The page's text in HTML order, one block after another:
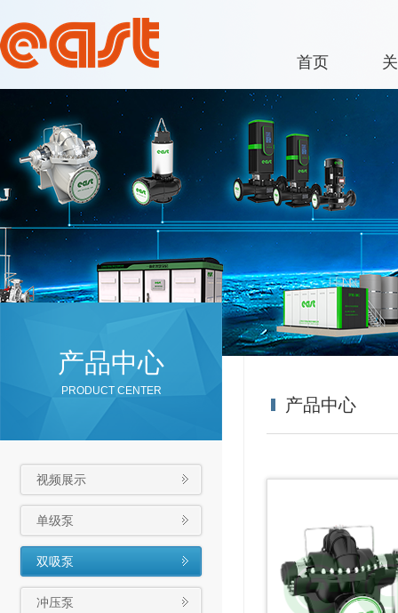
首页
产品中心
PRODUCT CENTER
视频展示
单级泵
双吸泵
冲压泵
产品中心